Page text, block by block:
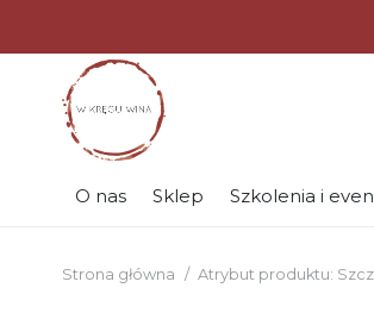
O nas Sklep Szkolenia i
Strona główna / Atrybut produktu: